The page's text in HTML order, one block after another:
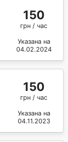
150
грн / час
Указана на
04.02.2024
150
грн / час
Указана на
04.11.2023